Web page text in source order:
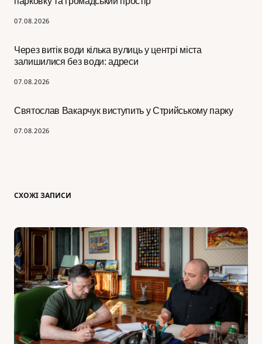
07.08.2026
Через витік води кілька вулиць у центрі міста
залишилися без води: адреси
07.08.2026
Святослав Вакарчук виступить у Стрийському парку
07.08.2026
СХОЖІ ЗАПИСИ